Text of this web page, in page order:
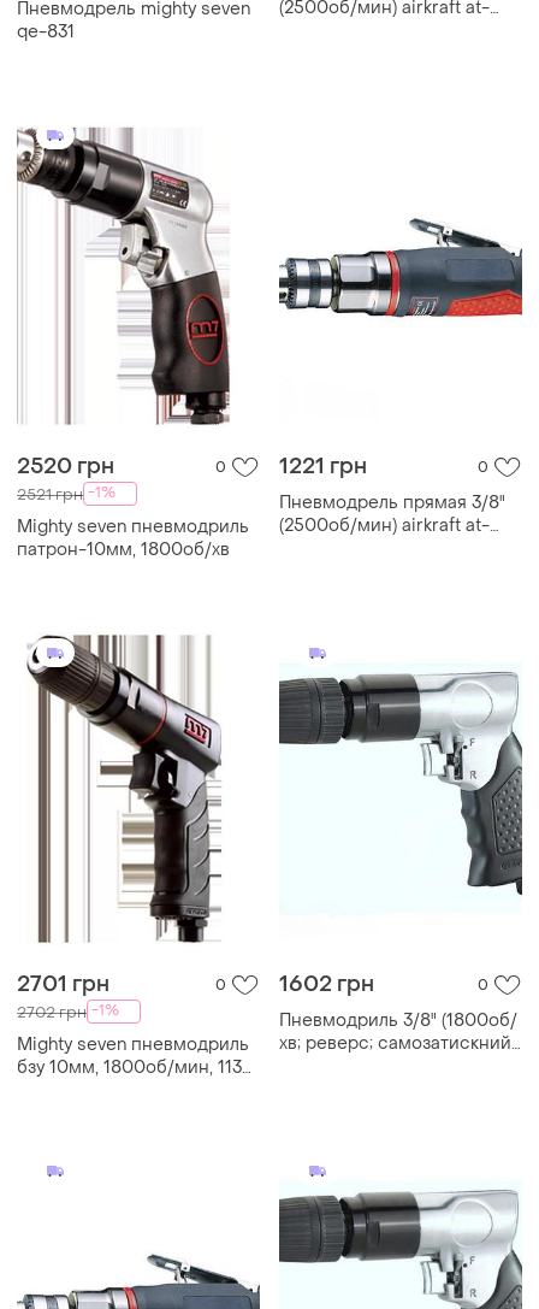
Пневмодрель mighty seven
qe-831
(2500об/мин) airkraft at-
2520 грн 0
2521 грн -1%
Mighty seven пневмодриль
патрон-10мм, 1800об/хв
1221 грн 0
Пневмодрель прямая 3/8"
(2500об/мин) airkraft at-
2701 грн 0
2702 грн -1%
Mighty seven пневмодриль
бзу 10мм, 1800об/мин, 113л/
1602 грн 0
Пневмодриль 3/8" (1800об/
хв; реверс; самозатискний